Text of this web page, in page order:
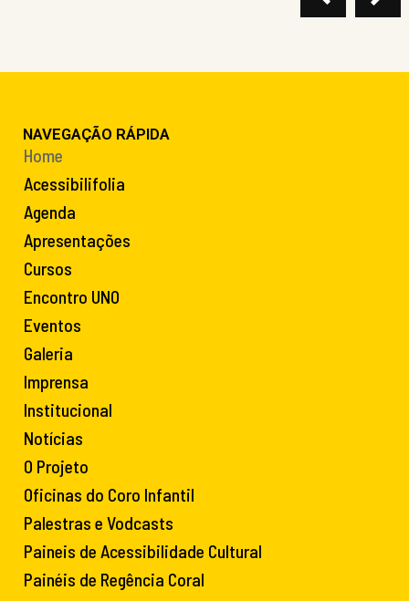
NAVEGAÇÃO RÁPIDA
Home
Acessibilifolia
Agenda
Apresentações
Cursos
Encontro UNO
Eventos
Galeria
Imprensa
Institucional
Notícias
O Projeto
Oficinas do Coro Infantil
Palestras e Vodcasts
Paineis de Acessibilidade Cultural
Painéis de Regência Coral